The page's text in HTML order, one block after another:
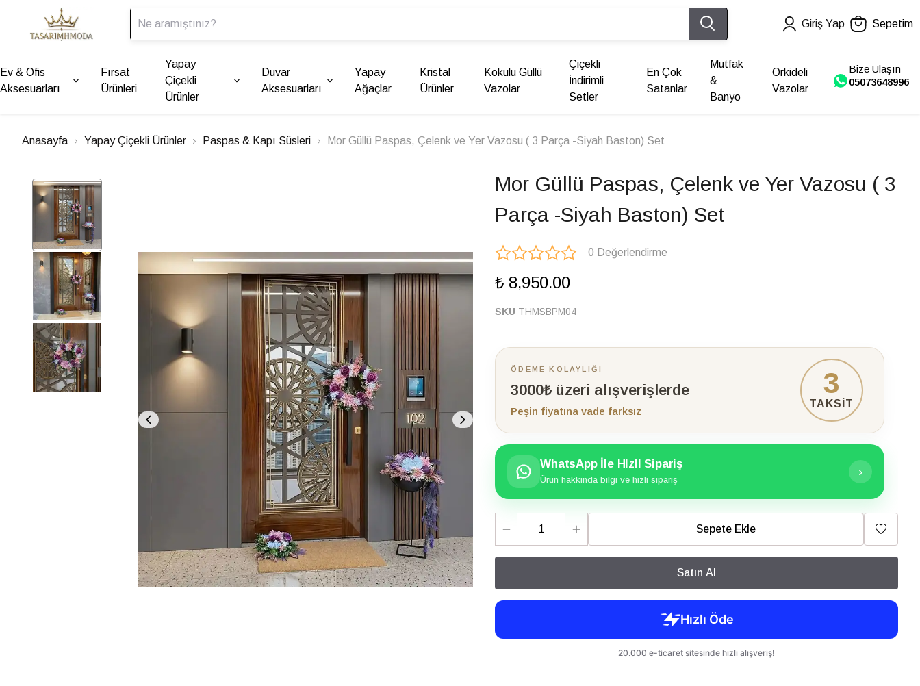
Giriş Yap Sepetim
Ev & Ofis
Aksesuarları
Fırsat
Ürünleri
Yapay
Çiçekli
Ürünler
Duvar
Aksesuarları
Yapay
Ağaçlar
Kristal
Ürünler
Kokulu Güllü
Vazolar
Çiçekli
İndirimli
Setler
En Çok
Satanlar
Mutfak
&
Banyo
Orkideli
Vazolar
Bize Ulaşın
05073648996
Anasayfa Yapay Çiçekli Ürünler Paspas & Kapı Süsleri Mor Güllü Paspas, Çelenk ve Yer Vazosu ( 3 Parça -Siyah Baston) Set
Mor Güllü Paspas, Çelenk ve Yer Vazosu ( 3
Parça -Siyah Baston) Set
0 Değerlendirme
₺ 8,950.00
SKU THMSBPM04
ÖDEME KOLAYLIĞI
3000₺ üzeri alışverişlerde
Peşin fiyatına vade farksız
3
TAKSİT
WhatsApp İle HIzlI Sipariş
Ürün hakkında bilgi ve hızlı sipariş
›
Sepete Ekle
Satın Al